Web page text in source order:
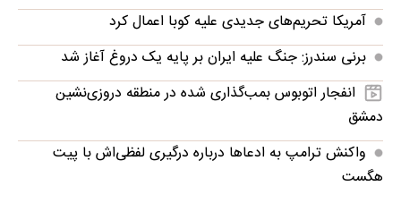
آمریکا تحریم‌های جدیدی علیه کوبا اعمال کرد
برنی سندرز: جنگ علیه ایران بر پایه یک دروغ آغاز شد
انفجار اتوبوس بمب‌گذاری شده در منطقه دروزی‌نشین
دمشق
واکنش ترامپ به ادعاها درباره درگیری لفظی‌اش با پیت
هگست